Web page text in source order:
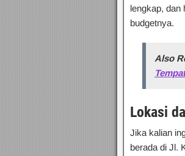
lengkap, dan
budgetnya.
Also
Lokasi
Jika kalian
berada di Jl.